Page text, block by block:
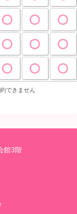
できません
館3階